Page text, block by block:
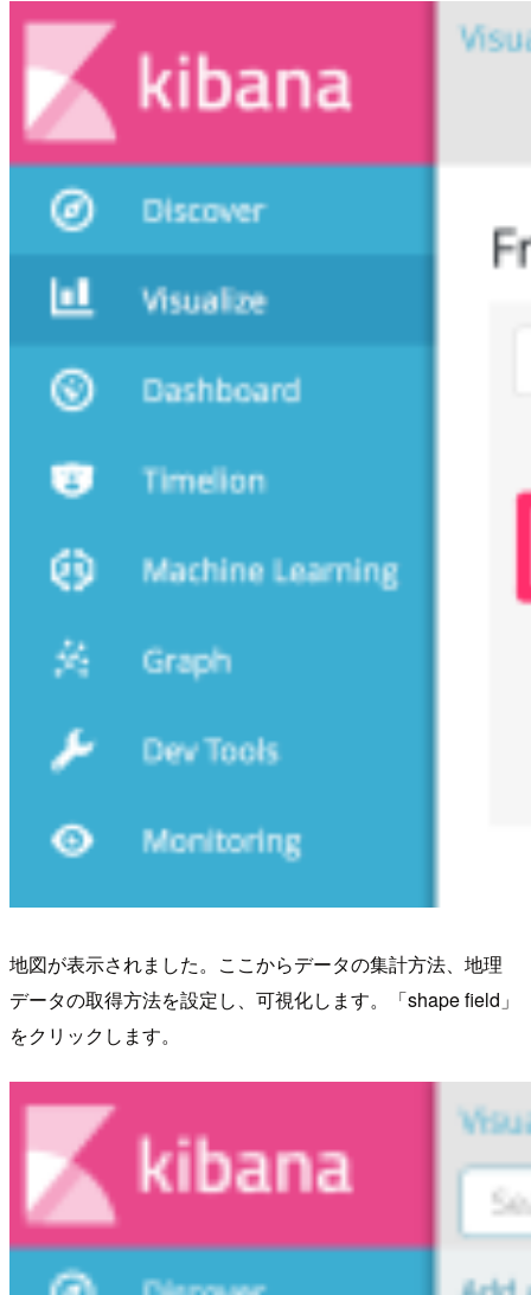
地図が表示されました。ここからデータの集計方法、地理
データの取得方法を設定し、可視化します。「shape field」
をクリックします。